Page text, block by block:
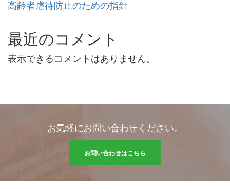
高齢者虐待防止のための指針
最近のコメント
表示できるコメントはありません。
お気軽にお問い合わせください。
お問い合わせはこちら